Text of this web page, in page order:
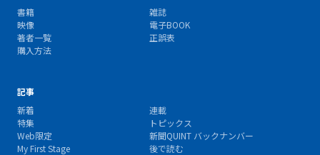
書籍
雑誌
映像
電子BOOK
著者一覧
正誤表
購入方法
記事
新着
連載
特集
トピックス
Web限定
新聞QUINT バックナンバー
My First Stage
後で読む